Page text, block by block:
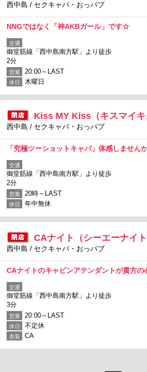
西中島 / セクキャバ・おっパブ
NNGではなく「神AKBガール」です☆
交通
御堂筋線「西中島南方駅」より徒歩
2分
営業 20:00～LAST
休日 木曜日
Kiss MY Kiss（キスマイキ
西中島 / セクキャバ・おっパブ
「究極ツーショットキャバ」体感しません
交通
御堂筋線「西中島南方駅」より徒歩
2分
営業 20時～LAST
休日 年中無休
CAナイト（シーエーナイト
西中島 / セクキャバ・おっパブ
CAナイトのキャビンアテンダントが貴方の
交通
御堂筋線「西中島南方駅」より徒歩
3分
営業 20:00～LAST
休日 不定休
衣装 CA